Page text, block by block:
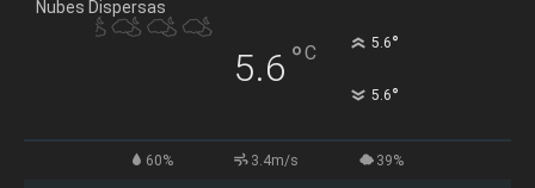
Nubes Dispersas
5.6 °C 5.6°
5.6°
60% 3.4m/s 39%